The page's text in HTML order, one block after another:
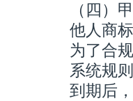
（四）
他人商
为了合
系统规
到期后